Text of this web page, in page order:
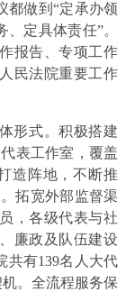
都做到“定承办领
定具体责任”。
报告、专项工作
民法院重要工作
形式。积极搭建
表工作室，覆盖
造阵地，不断推
拓宽外部监督渠
，各级代表与社
廉政及队伍建设
共有139名人大代
。全流程服务保